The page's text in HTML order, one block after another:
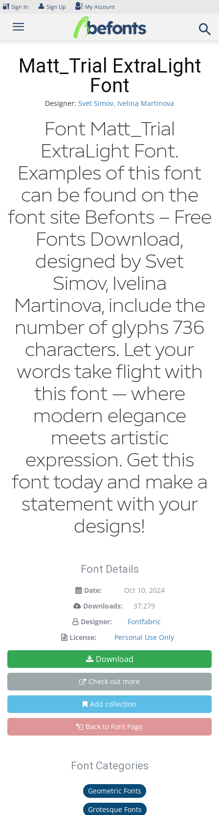
Skip
content
🔐 Sign In 👤 Sign Up My Account
Matt_Trial ExtraLight
Font
Designer: Svet Simov, Ivelina Martinova
Font Matt_Trial
ExtraLight Font.
Examples of this font
can be found on the
font site Befonts – Free
Fonts Download,
designed by Svet
Simov, Ivelina
Martinova, include the
number of glyphs 736
characters. Let your
words take flight with
this font — where
modern elegance
meets artistic
expression. Get this
font today and make a
statement with your
designs!
Font Details
Date:
Oct 10, 2024
Downloads:
37,279
Designer:
Fontfabric
License:
Personal Use Only
Download
Check out more
Add collection
Back to Font Page
Font Categories
Geometric Fonts
Grotesque Fonts